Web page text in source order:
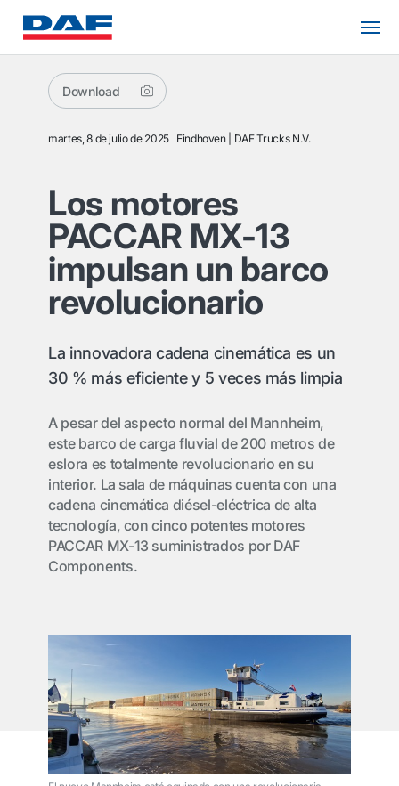
Download
martes, 8 de julio de 2025 Eindhoven DAF Trucks N.V.
Los motores
PACCAR MX-13
impulsan un barco
revolucionario
La innovadora cadena cinemática es un
30 % más eficiente y 5 veces más limpia
A pesar del aspecto normal del Mannheim,
este barco de carga fluvial de 200 metros de
eslora es totalmente revolucionario en su
interior. La sala de máquinas cuenta con una
cadena cinemática diésel-eléctrica de alta
tecnología, con cinco potentes motores
PACCAR MX-13 suministrados por DAF
Components.